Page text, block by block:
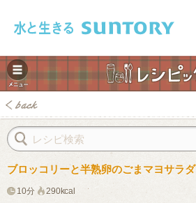
レシピ
ブロッコリーと半熟卵のごまマヨサラダ
10分 290kcal